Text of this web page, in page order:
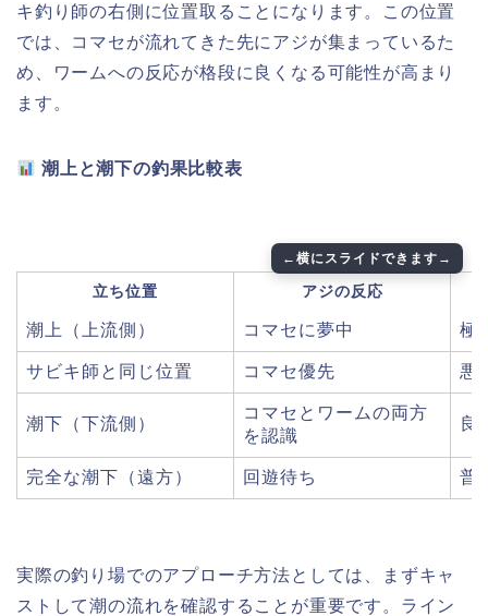
キ釣り師の右側に位置取ることになります。この位置
では、コマセが流れてきた先にアジが集まっているた
め、ワームへの反応が格段に良くなる可能性が高まり
ます。
潮上と潮下の釣果比較表
立ち位置 アジの反応
潮上（上流側） コマセに夢中 極
サビキ師と同じ位置 コマセ優先 悪
潮下（下流側）
コマセとワームの両方
を認識
良
完全な潮下（遠方） 回遊待ち 普
実際の釣り場でのアプローチ方法としては、まずキャ
ストして潮の流れを確認することが重要です。ライン